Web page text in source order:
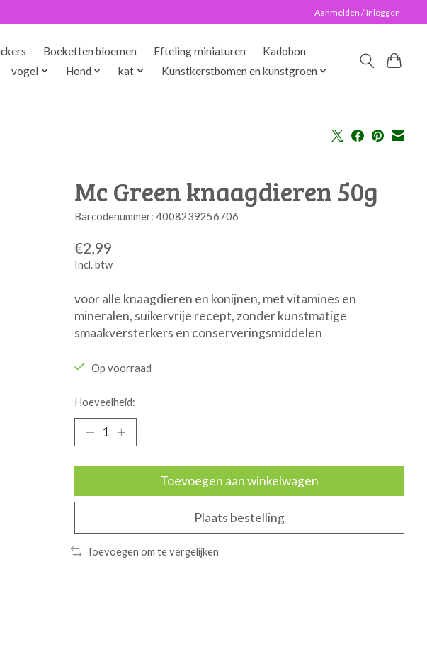
Aanmelden / Inloggen
Boeketten bloemen Efteling miniaturen
Kadobon
vogel Hond kat Kunstkerstbomen en kunstgroen
Mc Green knaagdieren 50g
Barcodenummer: 4008239256706
€2,99
Incl. btw
voor alle knaagdieren en konijnen, met vitamines en
mineralen, suikervrije recept, zonder kunstmatige
smaakversterkers en conserveringsmiddelen
Op voorraad
Hoeveelheid:
Toevoegen aan winkelwagen
Plaats bestelling
Toevoegen om te vergelijken